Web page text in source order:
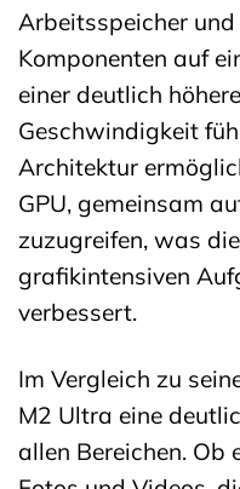
Arbeitsspeicher
Komponenten auf
einer deutlich
Geschwindigkeit
Architektur
GPU, gemeinsam
zuzugreifen, was
grafikintensiven
verbessert.
Im Vergleich zu
M2 Ultra eine
allen Bereichen. Ob